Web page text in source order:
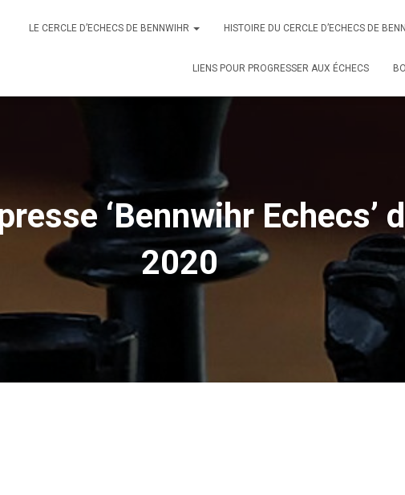
LE CERCLE D’ECHECS DE BENNWIHR HISTOIRE DU CERCLE D’ECHECS DE
LIENS POUR PROGRESSER AUX ÉCHECS
‘Bennwihr Echecs’
2020